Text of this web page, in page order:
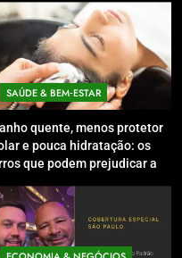
SAÚDE & BEM‑ESTAR
quente, menos protetor
e pouca hidratação: os
que podem prejudicar a